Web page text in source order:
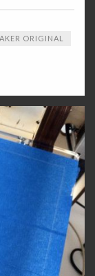
ORIGINAL